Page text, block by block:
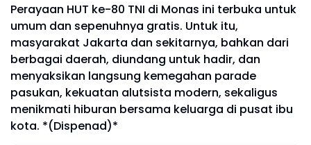
Perayaan HUT ke-80 TNI di Monas ini terbuka untuk
umum dan sepenuhnya gratis. Untuk itu,
masyarakat Jakarta dan sekitarnya, bahkan dari
berbagai daerah, diundang untuk hadir, dan
menyaksikan langsung kemegahan parade
pasukan, kekuatan alutsista modern, sekaligus
menikmati hiburan bersama keluarga di pusat ibu
kota. *(Dispenad)*